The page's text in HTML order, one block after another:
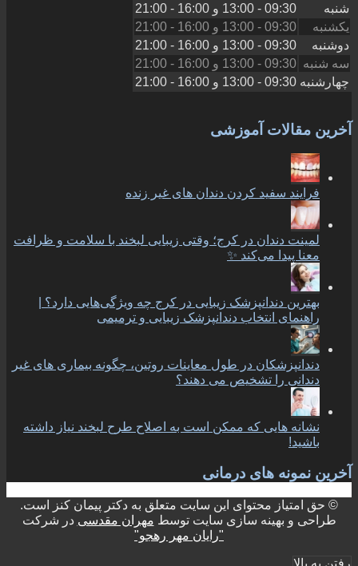
شنبه 09:30 - 13:00 و 16:00 - 21:00
یکشنبه
09:30 - 13:00 و 16:00 - 21:00
دوشنبه
09:30 - 13:00 و 16:00 - 21:00
سه شنبه 09:30 - 13:00 و 16:00 - 21:00
چهارشنبه 09:30 - 13:00 و 16:00 - 21:00
آخرین مقالات آموزشی
فرایند سفید کردن دندان های غیر زنده
لمینت دندان در کرج؛ وقتی زیبایی لبخند با سلامت و ظرافت
معنا پیدا می‌کند ✨
بهترین دندانپزشک زیبایی در کرج چه ویژگی‌هایی دارد؟ |
راهنمای انتخاب دندانپزشک زیبایی و ترمیمی
دندانپزشکان در طول معاینات روتین، چگونه بیماری های غیر
دندانی را تشخیص می دهند؟
نشانه هایی که ممکن است به اصلاح طرح لبخند نیاز داشته
باشید!
آخرین نمونه های درمانی
© حق امتیاز محتوای این سایت متعلق به دکتر پیمان کنز است.
طراحی و بهینه سازی سایت توسط مهران مقدسی در شرکت
"رایان مهر رهجو"
رفتن به بالا